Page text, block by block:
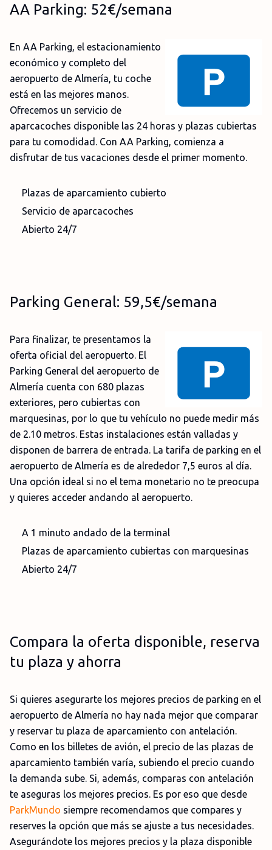
AA Parking: 52€/semana
En AA Parking, el estacionamiento
económico y completo del
aeropuerto de Almería, tu coche
está en las mejores manos.
Ofrecemos un servicio de
aparcacoches disponible las 24 horas y plazas cubiertas
para tu comodidad. Con AA Parking, comienza a
disfrutar de tus vacaciones desde el primer momento.
Plazas de aparcamiento cubierto
Servicio de aparcacoches
Abierto 24/7
Parking General: 59,5€/semana
Para finalizar, te presentamos la
oferta oficial del aeropuerto. El
Parking General del aeropuerto de
Almería cuenta con 680 plazas
exteriores, pero cubiertas con
marquesinas, por lo que tu vehículo no puede medir más
de 2.10 metros. Estas instalaciones están valladas y
disponen de barrera de entrada. La tarifa de parking en el
aeropuerto de Almería es de alrededor 7,5 euros al día.
Una opción ideal si no el tema monetario no te preocupa
y quieres acceder andando al aeropuerto.
A 1 minuto andado de la terminal
Plazas de aparcamiento cubiertas con marquesinas
Abierto 24/7
Compara la oferta disponible, reserva
tu plaza y ahorra
Si quieres asegurarte los mejores precios de parking en el
aeropuerto de Almería no hay nada mejor que comparar
y reservar tu plaza de aparcamiento con antelación.
Como en los billetes de avión, el precio de las plazas de
aparcamiento también varía, subiendo el precio cuando
la demanda sube. Si, además, comparas con antelación
te aseguras los mejores precios. Es por eso que desde
ParkMundo siempre recomendamos que compares y
reserves la opción que más se ajuste a tus necesidades.
Asegurándote los mejores precios y la plaza disponible